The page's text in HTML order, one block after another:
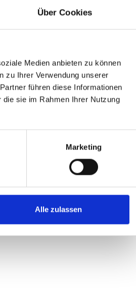
Über Cookies
Medien anbieten zu können
zu Ihrer Verwendung unserer
führen diese Informationen
sie im Rahmen Ihrer Nutzung
Marketing
Alle zulassen